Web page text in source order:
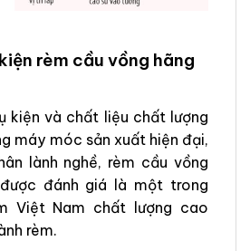
rèm cầu vồng hãng
kiện và chất liệu chất lượng
máy móc sản xuất hiện đại,
lành nghề, rèm cầu vồng
được đánh giá là một trong
Việt Nam chất lượng cao
rèm.